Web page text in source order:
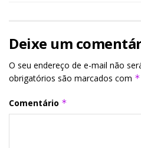
Deixe um
O seu endereço de e-mail não
obrigatórios são marcados com *
Comentário *